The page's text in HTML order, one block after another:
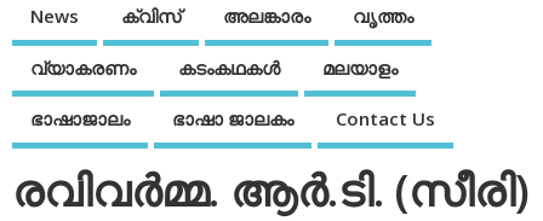
News ക്വിസ് അലങ്കാരം വൃത്തം
വ്യാകരണം കടംകഥകള്‍ മലയാളം
ഭാഷാജാലം ഭാഷാ ജാലകം Contact Us
രവിവര്‍മ്മ. ആര്‍.ടി. (സീരി)